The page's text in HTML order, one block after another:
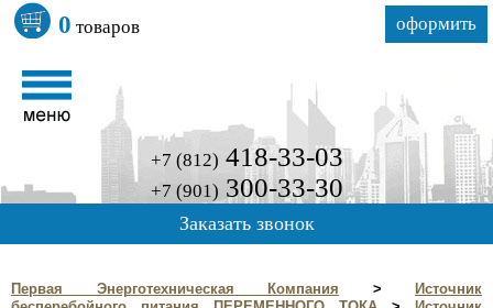
0 товаров оформить
+7 (812) 418-33-03
+7 (901) 300-33-30
Заказать звонок
Первая Энерготехническая Компания >
Источник